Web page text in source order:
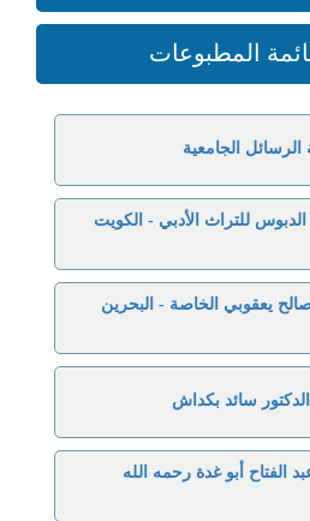
المطبوعات
الجامعية
للتراث الأدبي - الكويت
يعقوبي الخاصة - البحرين
سائد بكداش
الفتاح أبو غدة رحمه الله